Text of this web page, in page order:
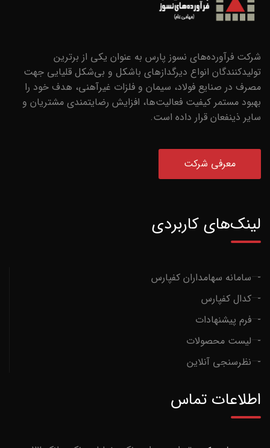
شرکت فرآورده‌های نسوز پارس به عنوان یکی از برترین
تولیدکنندگان انواع ديرگدازهاي باشكل و بي‌شكل قليايي جهت
مصرف در صنايع فولاد، سيمان و فلزات غيرآهني، هدف خود را
بهبود مستمر کیفیت فعالیت‌ها، افزایش رضایتمندی مشتریان و
سایر ذینفعان قرار داده است.
معرفی شرکت
لینک‌های کاربردی
- سامانه سهامداران کفپارس
- کدال کفپارس
- فرم پیشنهادات
- لیست محصولات
- نظرسنجی آنلاین
اطلاعات تماس